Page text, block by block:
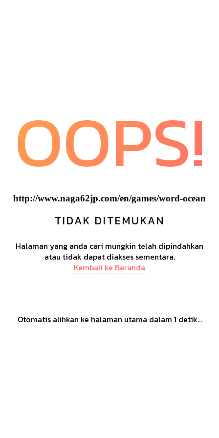
OOPS!
http://www.naga62jp.com/en/games/word-ocean
TIDAK DITEMUKAN
Halaman yang anda cari mungkin telah dipindahkan
atau tidak dapat diakses sementara.
Kembali ke Beranda
Otomatis alihkan ke halaman utama dalam 1 detik...